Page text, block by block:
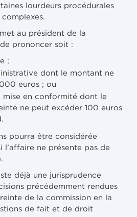
lourdeurs procédurales
au président de la
prononcer soit :
;
dont le montant ne
euros ; ou
mise en conformité dont le
ne peut excéder 100 euros
pourra être considérée
ne présente pas de
déjà une jurisprudence
précédemment rendues
de la commission en la
de fait et de droit